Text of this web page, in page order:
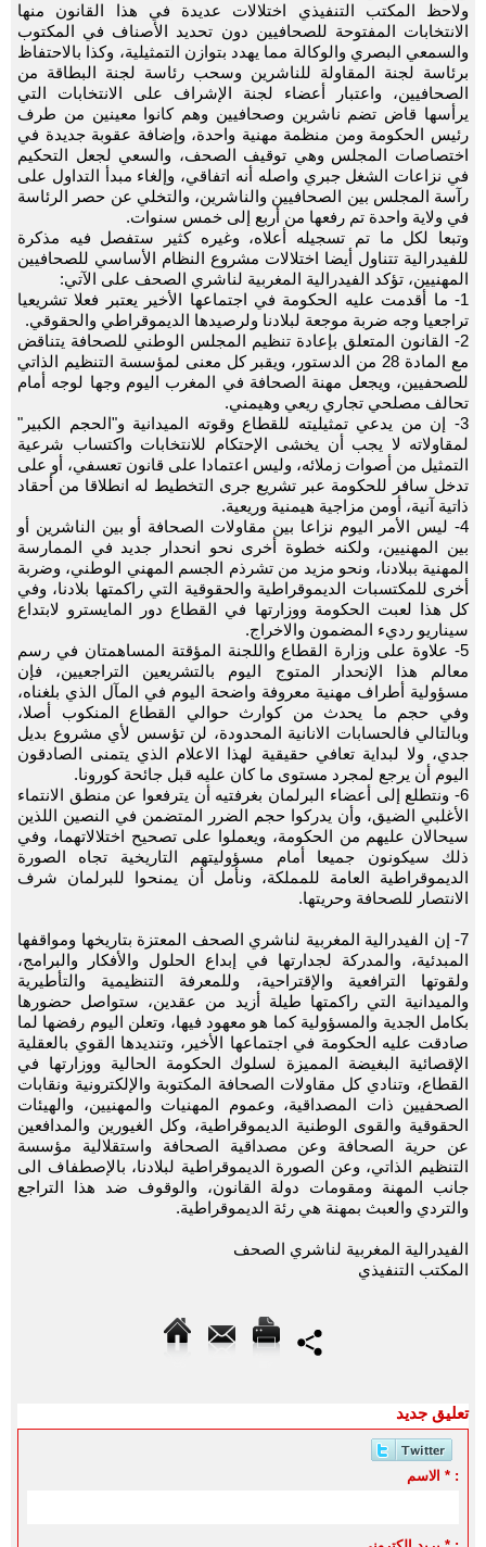
ولاحظ المكتب التنفيذي اختلالات عديدة في هذا القانون منها
الانتخابات المفتوحة للصحافيين دون تحديد الأصناف في المكتوب
والسمعي البصري والوكالة مما يهدد بتوازن التمثيلية، وكذا بالاحتفاظ
برئاسة لجنة المقاولة للناشرين وسحب رئاسة لجنة البطاقة من
الصحافيين، واعتبار أعضاء لجنة الإشراف على الانتخابات التي
يرأسها قاض تضم ناشرين وصحافيين وهم كانوا معينين من طرف
رئيس الحكومة ومن منظمة مهنية واحدة، وإضافة عقوبة جديدة في
اختصاصات المجلس وهي توقيف الصحف، والسعي لجعل التحكيم
في نزاعات الشغل جبري واصله أنه اتفاقي، وإلغاء مبدأ التداول على
رآسة المجلس بين الصحافيين والناشرين، والتخلي عن حصر الرئاسة
في ولاية واحدة تم رفعها من أربع إلى خمس سنوات.
وتبعا لكل ما تم تسجيله أعلاه، وغيره كثير ستفصل فيه مذكرة
للفيدرالية تتناول أيضا اختلالات مشروع النظام الأساسي للصحافيين
المهنيين، تؤكد الفيدرالية المغربية لناشري الصحف على الآتي:
1- ما أقدمت عليه الحكومة في اجتماعها الأخير يعتبر فعلا تشريعيا
تراجعيا وجه ضربة موجعة لبلادنا ولرصيدها الديموقراطي والحقوقي.
2- القانون المتعلق بإعادة تنظيم المجلس الوطني للصحافة يتناقض
مع المادة 28 من الدستور، ويقبر كل معنى لمؤسسة التنظيم الذاتي
للصحفيين، ويجعل مهنة الصحافة في المغرب اليوم وجها لوجه أمام
تحالف مصلحي تجاري ريعي وهيمني.
3- إن من يدعي تمثيليته للقطاع وقوته الميدانية و"الحجم الكبير"
لمقاولاته لا يجب أن يخشى الإحتكام للانتخابات واكتساب شرعية
التمثيل من أصوات زملائه، وليس اعتمادا على قانون تعسفي، أو على
تدخل سافر للحكومة عبر تشريع جرى التخطيط له انطلاقا من أحقاد
ذاتية آنية، أومن مزاجية هيمنية وريعية.
4- ليس الأمر اليوم نزاعا بين مقاولات الصحافة أو بين الناشرين أو
بين المهنيين، ولكنه خطوة أخرى نحو انحدار جديد في الممارسة
المهنية ببلادنا، ونحو مزيد من تشرذم الجسم المهني الوطني، وضربة
أخرى للمكتسبات الديموقراطية والحقوقية التي راكمتها بلادنا، وفي
كل هذا لعبت الحكومة ووزارتها في القطاع دور المايسترو لابتداع
سيناريو رديء المضمون والاخراج.
5- علاوة على وزارة القطاع واللجنة المؤقتة المساهمتان في رسم
معالم هذا الإنحدار المتوج اليوم بالتشريعين التراجعيين، فإن
مسؤولية أطراف مهنية معروفة واضحة اليوم في المآل الذي بلغناه،
وفي حجم ما يحدث من كوارث حوالي القطاع المنكوب أصلا،
وبالتالي فالحسابات الانانية المحدودة، لن تؤسس لأي مشروع بديل
جدي، ولا لبداية تعافي حقيقية لهذا الاعلام الذي يتمنى الصادقون
اليوم أن يرجع لمجرد مستوى ما كان عليه قبل جائحة كورونا.
6- ونتطلع إلى أعضاء البرلمان بغرفتيه أن يترفعوا عن منطق الانتماء
الأغلبي الضيق، وأن يدركوا حجم الضرر المتضمن في النصين اللذين
سيحالان عليهم من الحكومة، ويعملوا على تصحيح اختلالاتهما، وفي
ذلك سيكونون جميعا أمام مسؤوليتهم التاريخية تجاه الصورة
الديموقراطية العامة للمملكة، ونأمل أن يمنحوا للبرلمان شرف
الانتصار للصحافة وحريتها.
7- إن الفيدرالية المغربية لناشري الصحف المعتزة بتاريخها ومواقفها
المبدئية، والمدركة لجدارتها في إبداع الحلول والأفكار والبرامج،
ولقوتها الترافعية والإقتراحية، وللمعرفة التنظيمية والتأطيرية
والميدانية التي راكمتها طيلة أزيد من عقدين، ستواصل حضورها
بكامل الجدية والمسؤولية كما هو معهود فيها، وتعلن اليوم رفضها لما
صادقت عليه الحكومة في اجتماعها الأخير، وتنديدها القوي بالعقلية
الإقصائية البغيضة المميزة لسلوك الحكومة الحالية ووزارتها في
القطاع، وتنادي كل مقاولات الصحافة المكتوبة والإلكترونية ونقابات
الصحفيين ذات المصداقية، وعموم المهنيات والمهنيين، والهيئات
الحقوقية والقوى الوطنية الديموقراطية، وكل الغيورين والمدافعين
عن حرية الصحافة وعن مصداقية الصحافة واستقلالية مؤسسة
التنظيم الذاتي، وعن الصورة الديموقراطية لبلادنا، بالإصطفاف الى
جانب المهنة ومقومات دولة القانون، والوقوف ضد هذا التراجع
والتردي والعبث بمهنة هي رئة الديموقراطية.
الفيدرالية المغربية لناشري الصحف
المكتب التنفيذي
تعليق جديد
الاسم * :